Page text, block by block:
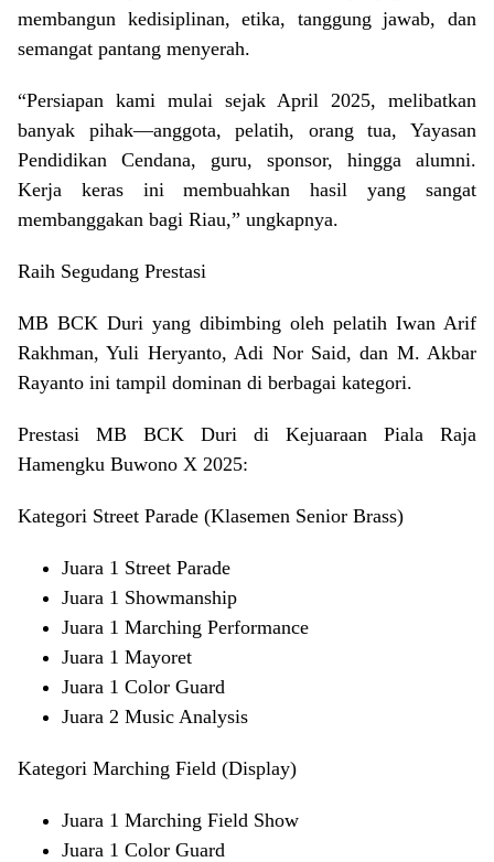
membangun kedisiplinan, etika, tanggung jawab, dan
semangat pantang menyerah.
“Persiapan kami mulai sejak April 2025, melibatkan
banyak pihak—anggota, pelatih, orang tua, Yayasan
Pendidikan Cendana, guru, sponsor, hingga alumni.
Kerja keras ini membuahkan hasil yang sangat
membanggakan bagi Riau,” ungkapnya.
Raih Segudang Prestasi
MB BCK Duri yang dibimbing oleh pelatih Iwan Arif
Rakhman, Yuli Heryanto, Adi Nor Said, dan M. Akbar
Rayanto ini tampil dominan di berbagai kategori.
Prestasi MB BCK Duri di Kejuaraan Piala Raja
Hamengku Buwono X 2025:
Kategori Street Parade (Klasemen Senior Brass)
Juara 1 Street Parade
Juara 1 Showmanship
Juara 1 Marching Performance
Juara 1 Mayoret
Juara 1 Color Guard
Juara 2 Music Analysis
Kategori Marching Field (Display)
Juara 1 Marching Field Show
Juara 1 Color Guard